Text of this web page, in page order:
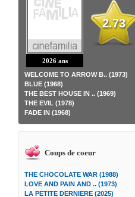
2026 ans
2.73
WELCOME TO ARROW B.. (1973)
BLUE (1968)
THE BEST HOUSE IN .. (1969)
THE EVIL (1978)
FADE IN (1968)
Coups de coeur
THE CHOCOLATE WAR (1988)
LOVE AND PAIN AND .. (1973)
LA PETITE DERNIERE (2025)